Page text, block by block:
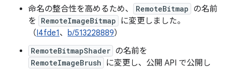
命名の整合性を高めるため、
RemoteBitmap の名前
を
RemoteImageBitmap
に変更しました。
（I4fde1、 b/513228889）
RemoteBitmapShader の名前を
RemoteImageBrush
に変更し、公開 API で公開し